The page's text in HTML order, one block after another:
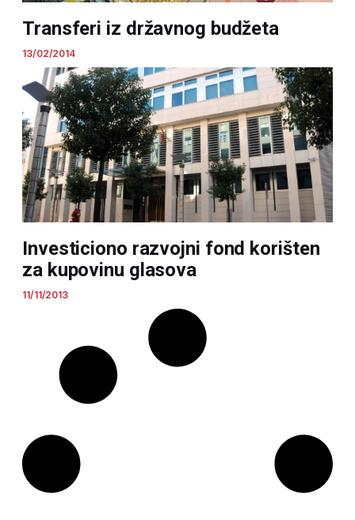
Transferi iz državnog budžeta
13/02/2014
Investiciono razvojni fond korišten
za kupovinu glasova
11/11/2013